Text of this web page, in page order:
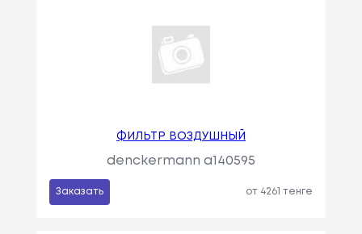
ФИЛЬТР ВОЗДУШНЫЙ
denckermann a140595
Заказать от 4261 тенге